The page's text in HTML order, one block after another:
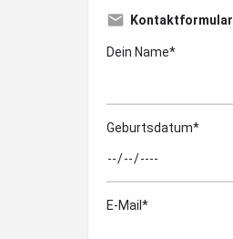
Kontaktformular
Dein Name*
Geburtsdatum*
E-Mail*